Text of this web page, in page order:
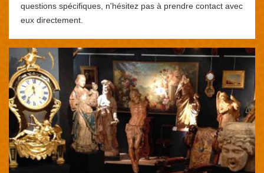
questions spécifiques, n'hésitez pas à prendre contact avec
eux directement.